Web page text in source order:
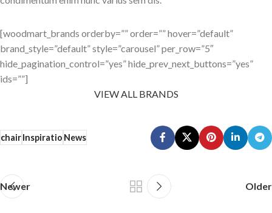
[woodmart_brands orderby=”” order=”” hover=”default”
brand_style=”default” style=”carousel” per_row=”5″
hide_pagination_control=”yes” hide_prev_next_buttons=”yes”
ids=””]
VIEW ALL BRANDS
chairInspiratioNews
Newer Older